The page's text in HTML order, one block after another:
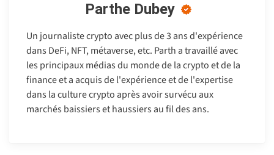
Parthe Dubey
Un journaliste crypto avec plus de 3 ans d'expérience
dans DeFi, NFT, métaverse, etc. Parth a travaillé avec
les principaux médias du monde de la crypto et de la
finance et a acquis de l'expérience et de l'expertise
dans la culture crypto après avoir survécu aux
marchés baissiers et haussiers au fil des ans.